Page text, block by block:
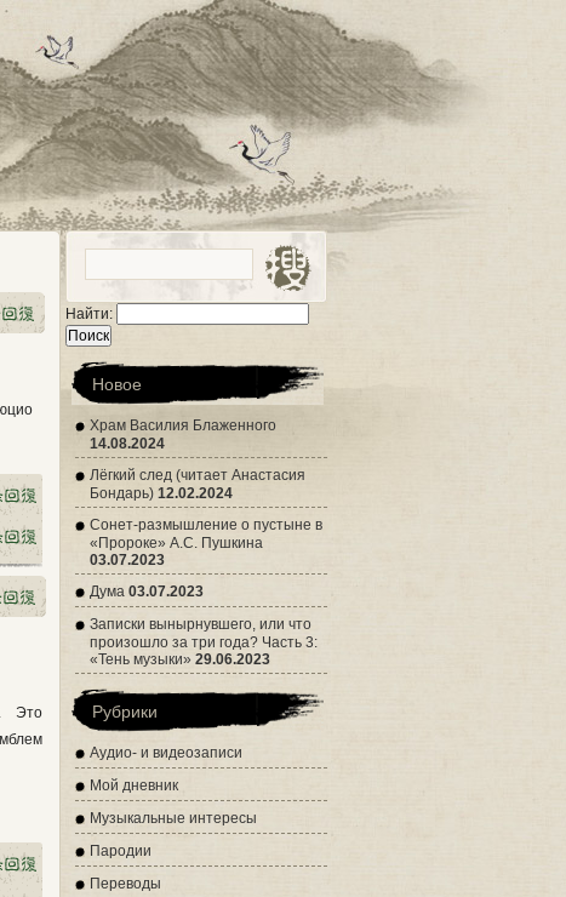
Это
Найти:
Новое
Храм Василия Блаженного
14.08.2024
Лёгкий след (читает Анастасия
Бондарь) 12.02.2024
Сонет-размышление о пустыне в
«Пророке» А.С. Пушкина
03.07.2023
Дума 03.07.2023
Записки вынырнувшего, или что
произошло за три года? Часть 3:
«Тень музыки» 29.06.2023
Рубрики
Аудио- и видеозаписи
Мой дневник
Музыкальные интересы
Пародии
Переводы